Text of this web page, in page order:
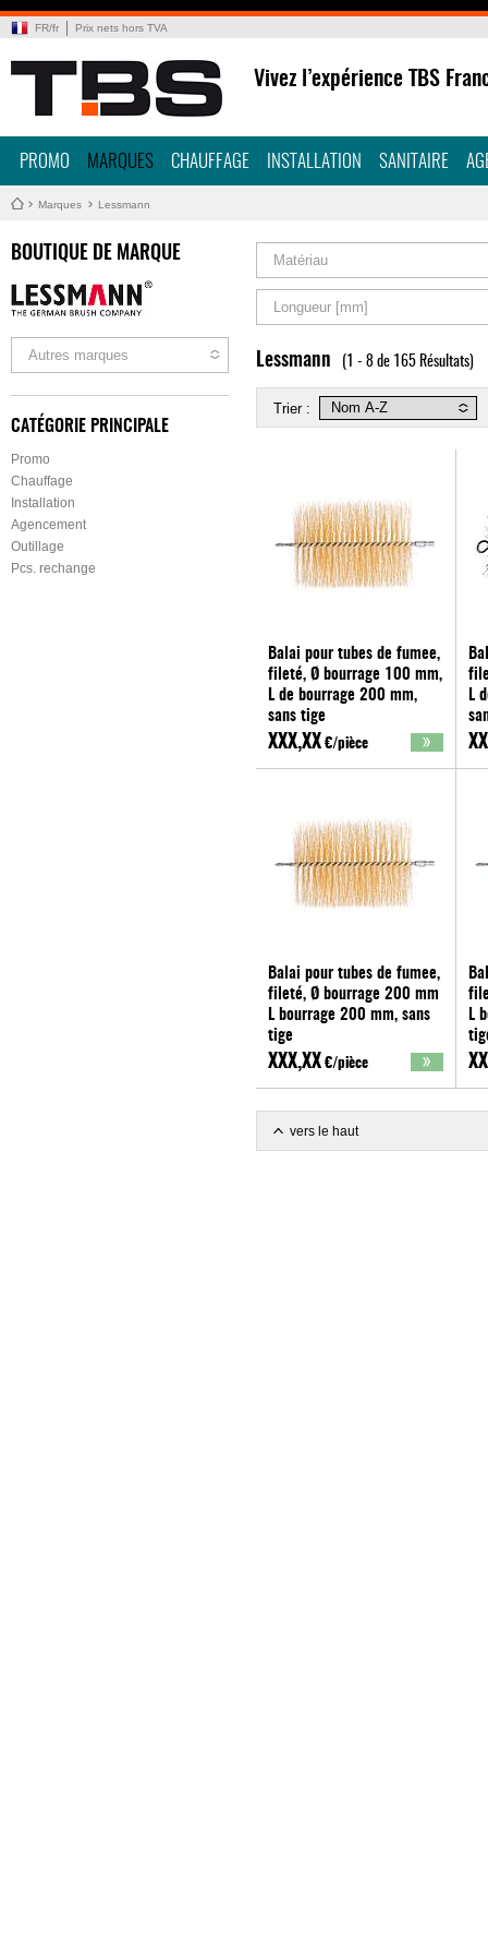
FR/fr Prix nets hors TVA
Vivez l’expérience TBS
PROMO MARQUES CHAUFFAGE INSTALLATION SANITAIRE
Marques Lessmann
BOUTIQUE DE MARQUE
Autres marques
CATÉGORIE PRINCIPALE
Promo
Chauffage
Installation
Agencement
Outillage
Pcs. rechange
Matériau
Longueur [mm]
Lessmann (1 - 8 de 165 Résultats)
Trier :
Balai pour tubes de fumee,
fileté, Ø bourrage 100 mm,
L de bourrage 200 mm,
sans tige
Lessmann
XXX,XX €/pièce
L
Balai pour tubes de fumee,
fileté, Ø bourrage 200 mm
L bourrage 200 mm, sans
tige
Lessmann
XXX,XX €/pièce
L
vers le haut